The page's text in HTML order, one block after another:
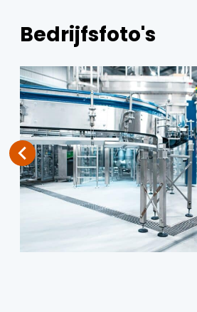
Bedrijfsfoto's